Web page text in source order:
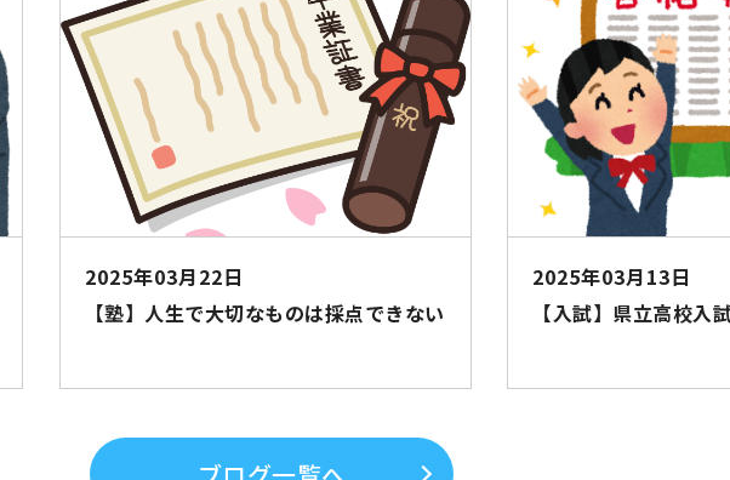
2025年03月22日
【塾】人生で大切なものは採点できない
2025年03月13日
【入試】県立高校入